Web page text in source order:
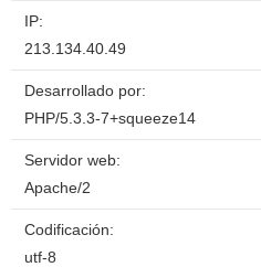
IP:
213.134.40.49
Desarrollado por:
PHP/5.3.3-7+squeeze14
Servidor web:
Apache/2
Codificación:
utf-8